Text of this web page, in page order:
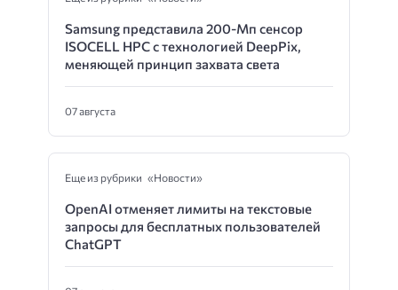
Samsung представила 200-Мп сенсор
ISOCELL HPC с технологией DeepPix,
меняющей принцип захвата света
07 августа
Еще из рубрики «Новости»
OpenAI отменяет лимиты на текстовые
запросы для бесплатных пользователей
ChatGPT